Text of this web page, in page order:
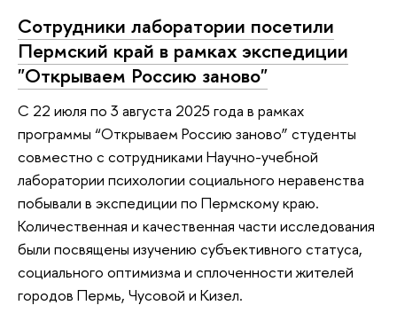
Сотрудники лаборатории посетили
Пермский край в рамках экспедиции
"Открываем Россию заново"
С 22 июля по 3 августа 2025 года в рамках
программы “Открываем Россию заново” студенты
совместно с сотрудниками Научно-учебной
лаборатории психологии социального неравенства
побывали в экспедиции по Пермскому краю.
Количественная и качественная части исследования
были посвящены изучению субъективного статуса,
социального оптимизма и сплоченности жителей
городов Пермь, Чусовой и Кизел.